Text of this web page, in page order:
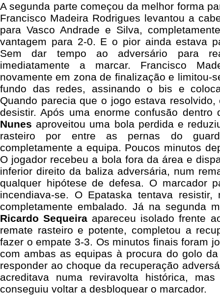
A segunda parte começou da melhor forma
Francisco Madeira Rodrigues levantou a
para Vasco Andrade e Silva,
vantagem para 2-0. E o pior ainda estava
Sem dar tempo ao adversário para
imediatamente a marcar. Francisco
novamente em zona de finalização e limitou-
fundo das redes, assinando o bis e
Quando parecia que o jogo estava
desistir. Após uma enorme confusão
Nunes aproveitou uma bola perdida e
rasteiro por entre as pernas do
completamente a equipa. Poucos minutos
O jogador recebeu a bola fora da área e
inferior direito da baliza adversária, num
qualquer hipótese de defesa. O marcador
incendiava-se. O Epataska tentava
completamente embalado. Já na segunda
Ricardo Sequeira apareceu isolado frente
remate rasteiro e potente, completou a
fazer o empate 3-3. Os minutos finais foram
com ambas as equipas à procura do golo
responder ao choque da recuperação
acreditava numa reviravolta histórica,
conseguiu voltar a desbloquear o marcador.